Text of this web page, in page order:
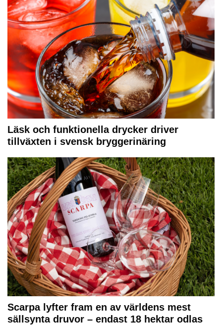
Läsk och funktionella drycker driver
tillväxten i svensk bryggerinäring
Scarpa lyfter fram en av världens mest
sällsynta druvor – endast 18 hektar odlas